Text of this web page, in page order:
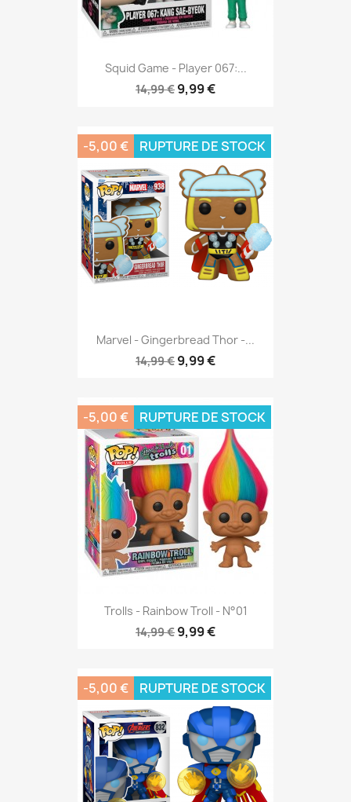
Squid Game - Player 067:...
14,99 € 9,99 €
Marvel - Gingerbread Thor -...
14,99 € 9,99 €
-5,00 € RUPTURE DE STOCK
Trolls - Rainbow Troll - N°01
14,99 € 9,99 €
-5,00 € RUPTURE DE STOCK
-5,00 € RUPTURE DE STOCK